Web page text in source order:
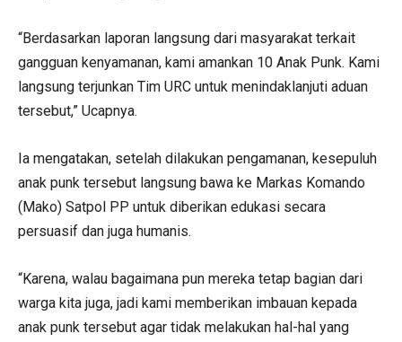
“Berdasarkan laporan langsung dari masyarakat terkait
gangguan kenyamanan, kami amankan 10 Anak Punk. Kami
langsung terjunkan Tim URC untuk menindaklanjuti aduan
tersebut,” Ucapnya.
Ia mengatakan, setelah dilakukan pengamanan, kesepuluh
anak punk tersebut langsung bawa ke Markas Komando
(Mako) Satpol PP untuk diberikan edukasi secara
persuasif dan juga humanis.
“Karena, walau bagaimana pun mereka tetap bagian dari
warga kita juga, jadi kami memberikan imbauan kepada
anak punk tersebut agar tidak melakukan hal-hal yang